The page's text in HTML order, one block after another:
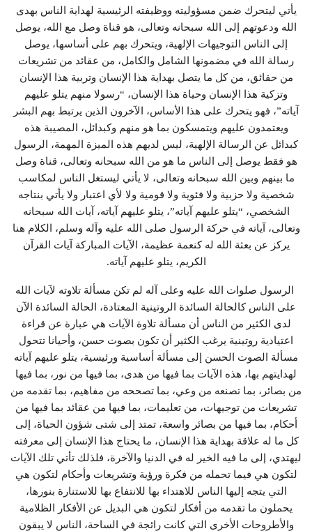
يأتي ليتحرك ضمن مسؤوليته ووظيفته الرئيسية لهداية الناس بهدى
الله ودعوتهم إلى الله سبحانه وتعالى، هو قناة وصل مع الله، يوصل
إلى الناس التوجيهات الإلهية، ويتحرك بهم على أساسها، يوصل
رسالة الله في مضمونها الشامل والكامل، من عقائد من تشريعات
من حقائق، من كل ما يتصل بهداية هذا الإنسان وتربية هذا الإنسان
وتزكية هذا الإنسان وحياة هذا الإنسان، “رسولا منهم يتلو عليهم
آياته”، فهو يتحرك على هذا الأساس، الآخرون الذين يرتبط بهم البشر
ويعتمدون عليهم ويتمسكون بما هو منهم وكبدائل، المصيبة هذه
كبدائل عن الرسالة الإلهية، ليس لديهم هذه الميزة المهمة، الرسول
هو فقط يوصل إلى الناس ما هو من الله سبحانه وتعالى، قناة وصل
ما بينهم وبين الله سبحانه وتعالى، لا يأتي ليستغل الناس لمكاسب
شخصية ولا حزبية ولا فئوية ولا قومية ولا لأي اعتبار ولا يأتي بنتاجه
الشخصي، “يتلو عليهم آياته”، يتلو عليهم آياته، آيات الله سبحانه
وتعالى، آياته في حركة الرسول صلى الله عليه وآله وسلم، الكلام هنا
يركز عن بعثة الله له كنعمة عظيمة، الآيات المباركة آيات القرآن
الكريم، يتلو عليهم آياته.
الرسول صلوات الله عليه وعلى آله لم تكن مسألة تلاوته لآيات الله
على الناس كالحالة السائدة الروتينية المعتادة، الحالة السائدة الآن
لدى الكثير من الناس أن مسألة تلاوة الآيات هي عبارة عن قراءة
اعتيادية روتينية يرغب الكثير أن تكون بصوت حسن، وأحيانا تتحول
مسألة الصوت الحسن إلى مسألة أساسية ورئيسية، يتلو عليهم آياته
لهدايتهم بها، هذه الآيات بما فيها من هدى، بما فيها من نور، بما فيها
من بصائر، بما تصنعه من وعي، بما تصححه من مفاهيم، بما تقدمه من
تشريعات من توجيهات، من تعليمات، بما فيها من عقائد بما فيها من
أحكام، بما فيها من بصائر واسعة، تمتد إلى شتى شؤون الحياة، إلى
كل ما له علاقة بهداية هذا الإنسان، ما يحتاج هذا الإنسان إلى معرفته
ليهتدي، إلى ما فيه الخير له في الدنيا والآخرة، فلذلك تأتي تلك الآيات
لتكون هي فيما تحمله من فكرة ورؤية وتشريعات وأحكام لتكون هي
التي يتجه إليها الناس للاهتداء بها للانتفاع بها للاستنارة بنورها،
يحملون ما تقدمه من أفكار لتكون هي البديل عن الأفكار الظلامية
والأطروحات الأخرى التي كانت رائجة في الساحة، الناس لا يبقون